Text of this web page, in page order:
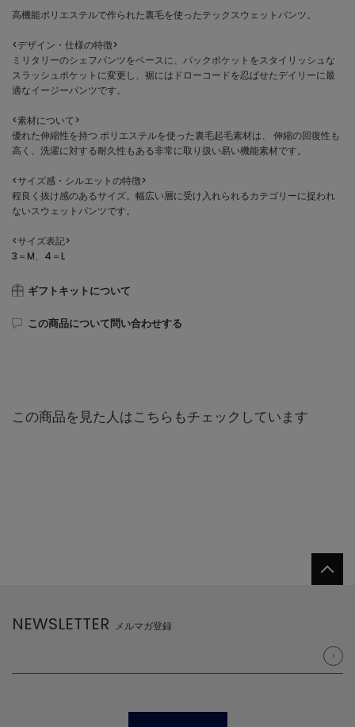
高機能ポリエステルで作られた裏毛を使ったテックスウェットパンツ。
<デザイン・仕様の特徴>
ミリタリーのシェフパンツをベースに、バックポケットをスタイリッシュな
スラッシュポケットに変更し、裾にはドローコードを忍ばせたデイリーに最
適なイージーパンツです。
<素材について>
優れた伸縮性を持つ ポリエステルを使った裏毛起毛素材は、 伸縮の回復性も
高く、洗濯に対する耐久性もある非常に取り扱い易い機能素材です。
<サイズ感・シルエットの特徴>
程良く抜け感のあるサイズ。幅広い層に受け入れられるカテゴリーに捉われ
ないスウェットパンツです。
<サイズ表記>
3＝M、4＝L
ギフトキットについて
この商品について問い合わせする
この商品を見た人はこちらもチェックしています
NEWSLETTER メルマガ登録